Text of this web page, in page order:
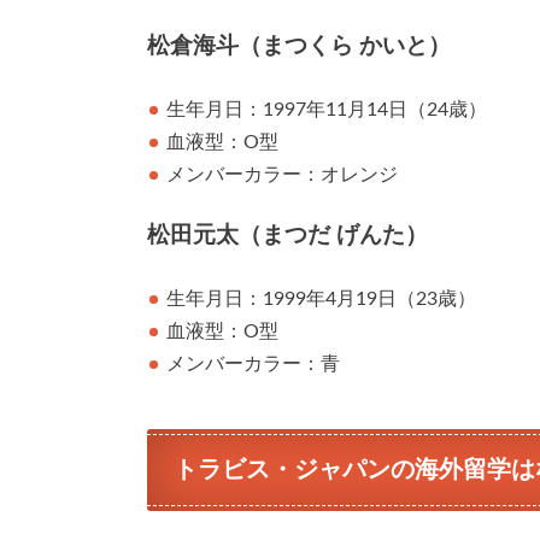
松倉海斗（まつくら かいと）
生年月日：1997年11月14日（24歳）
血液型：O型
メンバーカラー：オレンジ
松田元太（まつだ げんた）
生年月日：1999年4月19日（23歳）
血液型：O型
メンバーカラー：青
トラビス・ジャパンの海外留学